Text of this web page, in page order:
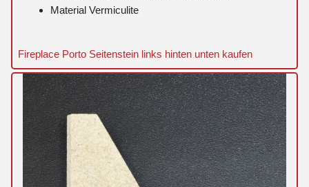
Material Vermiculite
Fireplace Porto Seitenstein links hinten unten kaufen